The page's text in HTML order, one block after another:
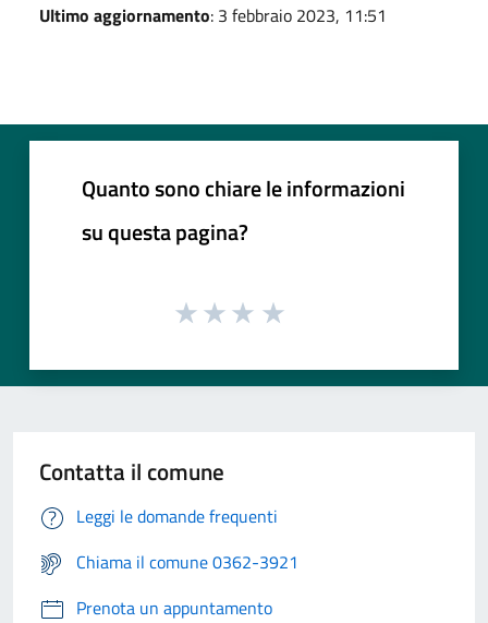
Ultimo aggiornamento: 3 febbraio 2023, 11:51
Quanto sono chiare le informazioni
su questa pagina?
Contatta il comune
Leggi le domande frequenti
Chiama il comune 0362-3921
Prenota un appuntamento